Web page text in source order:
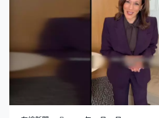
另有多人在逃，事件未有造成傷亡。